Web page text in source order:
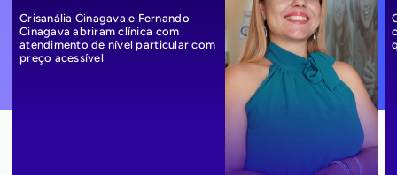
Crisanália Cinagava e Fernando
Cinagava abriram clínica com
atendimento de nível particular com
preço acessível